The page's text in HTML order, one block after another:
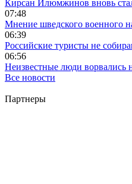
Кирсан Илюмжинов вновь
07:48
Мнение шведского военного
06:39
Российские туристы не
06:56
Неизвестные люди ворвались
Все новости
Партнеры